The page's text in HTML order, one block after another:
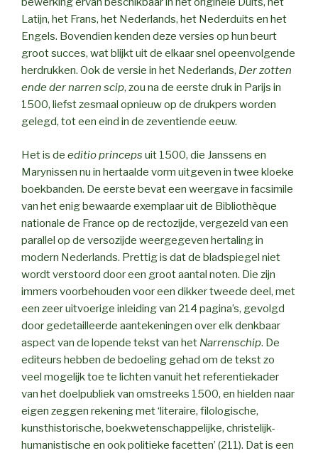
Latijn, het Frans, het Nederlands, het Nederduits en het
Engels. Bovendien kenden deze versies op hun beurt
groot succes, wat blijkt uit de elkaar snel opeenvolgende
herdrukken. Ook de versie in het Nederlands, Der zotten
ende der narren scip, zou na de eerste druk in Parijs in
1500, liefst zesmaal opnieuw op de drukpers worden
gelegd, tot een eind in de zeventiende eeuw.
Het is de editio princeps uit 1500, die Janssens en
Marynissen nu in hertaalde vorm uitgeven in twee kloeke
boekbanden. De eerste bevat een weergave in facsimile
van het enig bewaarde exemplaar uit de Bibliothèque
nationale de France op de rectozijde, vergezeld van een
parallel op de versozijde weergegeven hertaling in
modern Nederlands. Prettig is dat de bladspiegel niet
wordt verstoord door een groot aantal noten. Die zijn
immers voorbehouden voor een dikker tweede deel, met
een zeer uitvoerige inleiding van 214 pagina’s, gevolgd
door gedetailleerde aantekeningen over elk denkbaar
aspect van de lopende tekst van het Narrenschip. De
editeurs hebben de bedoeling gehad om de tekst zo
veel mogelijk toe te lichten vanuit het referentiekader
van het doelpubliek van omstreeks 1500, en hielden naar
eigen zeggen rekening met ‘literaire, filologische,
kunsthistorische, boekwetenschappelijke, christelijk-
humanistische en ook politieke facetten’ (211). Dat is een